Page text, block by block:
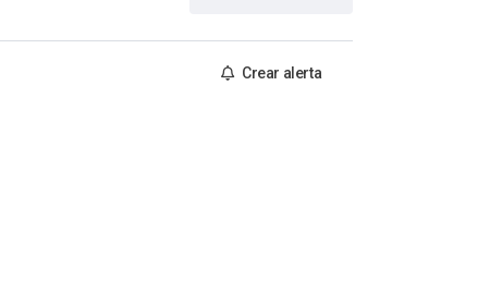
Crear alerta